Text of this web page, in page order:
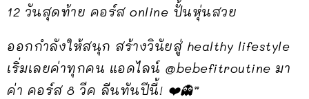
12 วันสุดท้าย คอร์ส online ปั้นหุ่นสวย
ออกกำลังให้สนุก สร้างวินัยสู่ healthy lifestyle
เริ่มเลยค่าทุกคน แอดไลน์ @bebefitroutine มา
ค่า คอร์ส 8 วีค ลีนทันปีนี้! ❤️👻”